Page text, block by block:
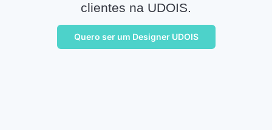
clientes na UDOIS.
Quero ser um Designer UDOIS